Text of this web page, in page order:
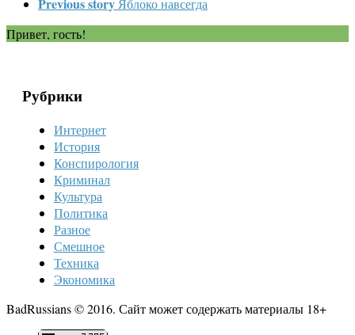
Привет, гость!
Рубрики
Интернет
История
Конспирология
Криминал
Культура
Политика
Разное
Смешное
Техника
Экономика
BadRussians © 2016. Сайт может содержать материалы 18+